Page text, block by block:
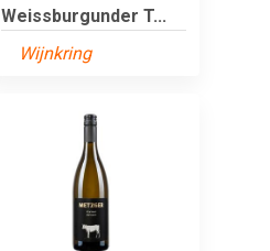
Weissburgunder T...
Wijnkring